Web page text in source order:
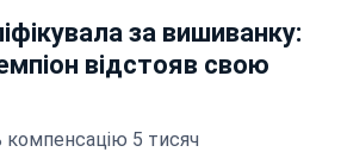
за вишиванку:
відстояв свою
компенсацію 5 тисяч